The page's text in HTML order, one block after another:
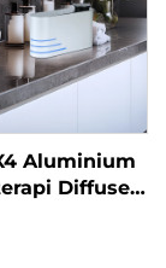
Aluminium
Diffuser